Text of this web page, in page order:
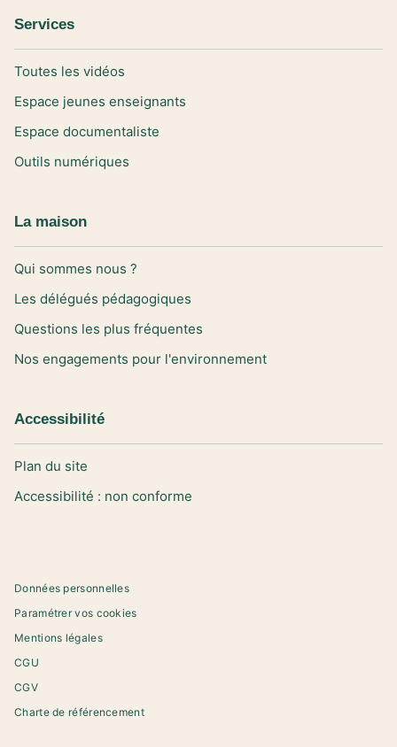
Services
Toutes les vidéos
Espace jeunes enseignants
Espace documentaliste
Outils numériques
La maison
Qui sommes nous ?
Les délégués pédagogiques
Questions les plus fréquentes
Nos engagements pour l'environnement
Accessibilité
Plan du site
Accessibilité : non conforme
Données personnelles
Paramétrer vos cookies
Mentions légales
CGU
CGV
Charte de référencement